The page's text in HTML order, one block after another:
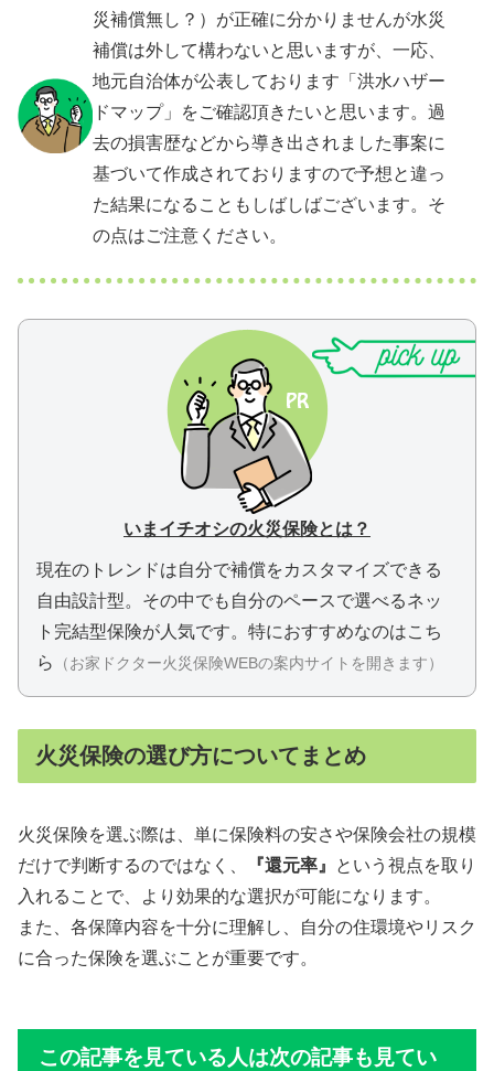
災補償無し？）が正確に分かりませんが水災
補償は外して構わないと思いますが、一応、
地元自治体が公表しております「洪水ハザー
ドマップ」をご確認頂きたいと思います。過
去の損害歴などから導き出されました事案に
基づいて作成されておりますので予想と違っ
た結果になることもしばしばございます。そ
の点はご注意ください。
いまイチオシの火災保険とは？
現在のトレンドは自分で補償をカスタマイズできる
自由設計型。 その中でも自分のペースで選べるネッ
ト完結型保険が人気です。 特におすすめなのはこち
ら
（お家ドクター火災保険WEBの案内サイトを開きます）
火災保険の選び方についてまとめ
火災保険を選ぶ際は、単に保険料の安さや保険会社の規模
だけで判断するのではなく、
『還元率』
という視点を取り
入れることで、より効果的な選択が可能になります。
また、各保障内容を十分に理解し、自分の住環境やリスク
に合った保険を選ぶことが重要です。
この記事を見ている人は次の記事も見てい